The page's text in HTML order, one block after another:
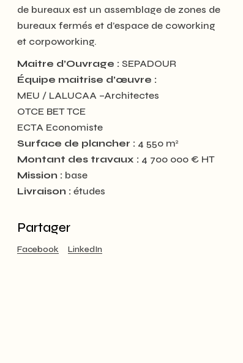
de bureaux est un assemblage de zones de
bureaux fermés et d’espace de coworking
et corpoworking.
Maitre d’Ouvrage : SEPADOUR
Équipe maitrise d’œuvre :
MEU / LALUCAA –Architectes
OTCE BET TCE
ECTA Economiste
Surface de plancher : 4 550 m2
Montant des travaux : 4 700 000 € HT
Mission : base
Livraison : études
Partager
Facebook LinkedIn